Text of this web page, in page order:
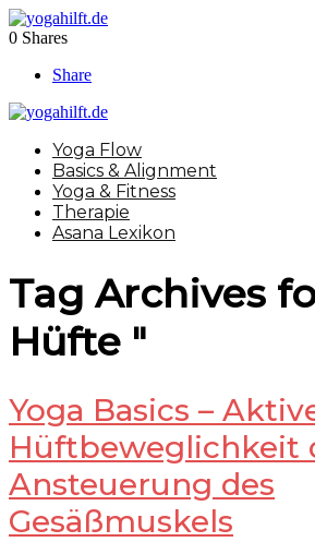
0 Shares
Share
Yoga Flow
Basics & Alignment
Yoga & Fitness
Therapie
Asana Lexikon
Tag Archives
Hüfte "
Yoga Basics –
Hüftbeweglichkeit
Ansteuerung des
Gesäßmuskels